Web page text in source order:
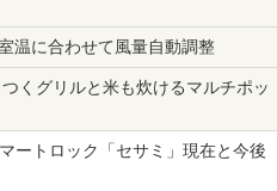
温に合わせて風量自動調整
くグリルと米も炊けるマルチポッ
ートロック「セサミ」現在と今後